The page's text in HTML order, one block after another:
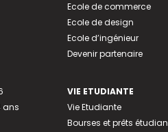
ans
Ecole de commerce
Ecole de design
Ecole d’ingénieur
Devenir partenaire
VIE ETUDIANTE
Vie Etudiante
Bourses et prêts